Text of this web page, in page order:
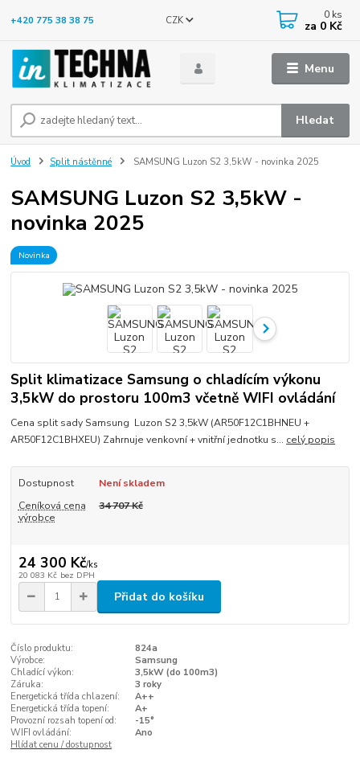
Menu
CZK
Hledat
+420 775 38 38 75 0 ks
za 0 Kč
Úvod Split nástěnné SAMSUNG Luzon S2 3,5kW - novinka 2025
SAMSUNG Luzon S2 3,5kW -
novinka 2025
Novinka
Split klimatizace Samsung o chladícím výkonu
3,5kW do prostoru 100m3 včetně WIFI ovládání
Cena split sady Samsung Luzon S2 3,5kW (AR50F12C1BHNEU +
AR50F12C1BHXEU) Zahrnuje venkovní + vnitřní jednotku s... celý popis
Dostupnost
Není skladem
Ceníková cena
výrobce
34 707 Kč
24 300 Kč/ks
20 083 Kč bez DPH
Přidat do košíku
Číslo produktu:
824a
Výrobce:
Samsung
Chladící výkon:
3,5kW (do 100m3)
Záruka:
3 roky
Energetická třída chlazení:
A++
Energetická třída topení:
A+
Provozní rozsah topení od:
-15°
WIFI ovládání:
Ano
Hlídat cenu / dostupnost